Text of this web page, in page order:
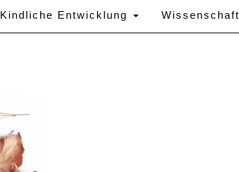
Kindliche Entwicklung Wissenschaft